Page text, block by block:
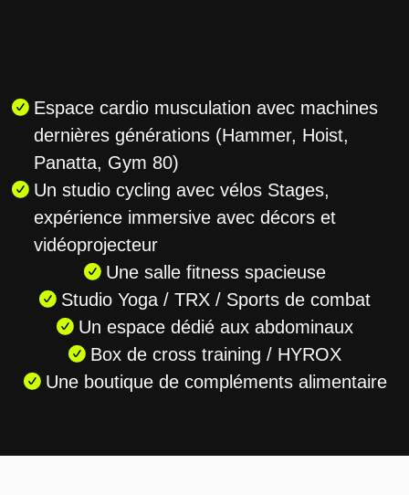
Espace cardio musculation avec machines
dernières générations (Hammer, Hoist,
Panatta, Gym 80)
Un studio cycling avec vélos Stages,
expérience immersive avec décors et
vidéoprojecteur
Une salle fitness spacieuse
Studio Yoga / TRX / Sports de combat
Un espace dédié aux abdominaux
Box de cross training / HYROX
Une boutique de compléments alimentaire